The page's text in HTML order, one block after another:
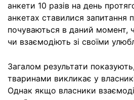
анкети 10 разів на день
анкетах ставилися запитання
почуваються в даний момент,
чи взаємодіють зі своїми
Загалом результати
тваринами викликає у
Однак якщо власники